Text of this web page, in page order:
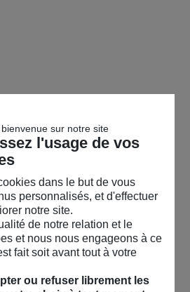
sur notre site
l'usage de vos
dans le but de vous
personnalisés, et d'effectuer
notre site.
de notre relation et le
et nous nous engageons à ce
fait soit avant tout à votre
ou refuser librement les